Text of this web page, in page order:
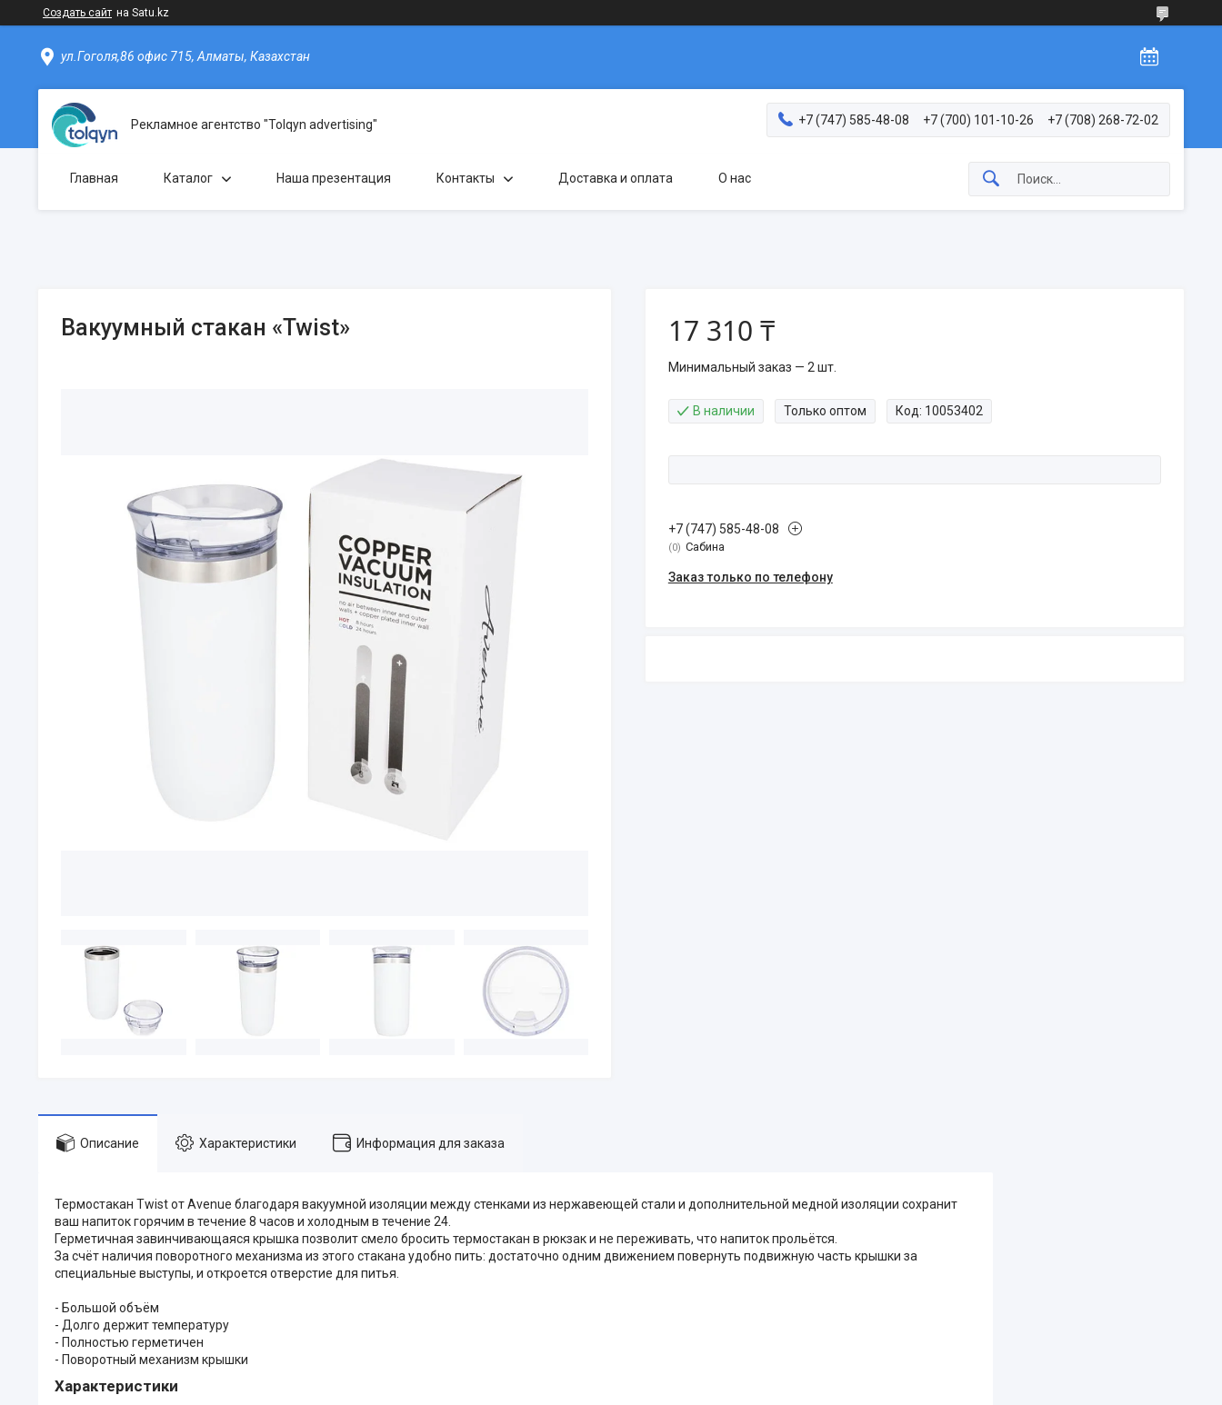
Создать сайт на Satu.kz
ул.Гоголя,86 офис 715, Алматы, Казахстан
Рекламное агентство "Tolqyn advertising" +7 (747) 585-48-08 +7 (700) 101-10-26 +7 (708) 268-72-02
Главная Каталог Наша презентация Контакты Доставка и оплата О нас
Вакуумный стакан «Twist» 17 310 ₸
Минимальный заказ — 2 шт.
В наличии Только оптом Код: 10053402
+7 (747) 585-48-08
0 Сабина
Заказ только по телефону
Описание Характеристики Информация для заказа
Термостакан Twist от Avenue благодаря вакуумной изоляции между стенками из нержавеющей стали и дополнительной медной изоляции сохранит
ваш напиток горячим в течение 8 часов и холодным в течение 24.
Герметичная завинчивающаяся крышка позволит смело бросить термостакан в рюкзак и не переживать, что напиток прольётся.
За счёт наличия поворотного механизма из этого стакана удобно пить: достаточно одним движением повернуть подвижную часть крышки за
специальные выступы, и откроется отверстие для питья.
- Большой объём
- Долго держит температуру
- Полностью герметичен
- Поворотный механизм крышки
Характеристики